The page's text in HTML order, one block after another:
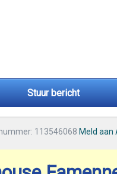
Stuur bericht
113546068 Meld aan